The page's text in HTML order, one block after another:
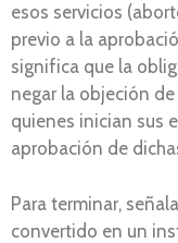
esos servicios
previo a la
significa que la
negar la objeción
quienes inician sus
aprobación de
Para terminar,
convertido en un